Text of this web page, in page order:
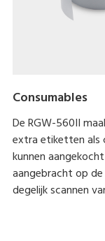
Consumables
De RGW-560II
extra etiketten als
kunnen
aangebracht op
degelijk scannen